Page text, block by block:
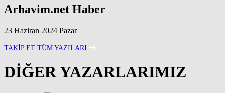
Arhavim.net Haber
23 Haziran 2024 Pazar
TAKİP ET TÜM YAZILARI
DİĞER YAZARLARIMIZ